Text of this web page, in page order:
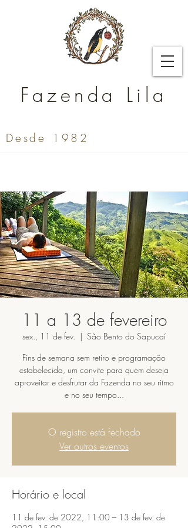
Fazenda Lila
Desde 1982
11 a 13 de fevereiro
sex., 11 de fev.
  |
São Bento do Sapucaí
Fins de semana sem retiro e programação
estabelecida, um convite para quem deseja
aproveitar e desfrutar da Fazenda no seu ritmo
e no seu tempo...
O registro está fechado
Ver outros eventos
Horário e local
11 de fev. de 2022, 11:00 – 13 de fev. de